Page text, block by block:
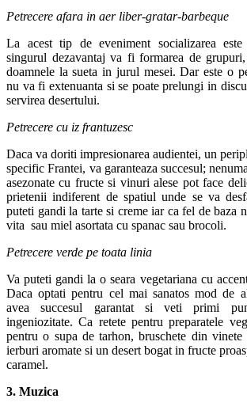
Petrecere afara in aer liber-gratar-barbeque
La acest tip de eveniment socializarea
singurul dezavantaj va fi formarea de
doamnele la sueta in jurul mesei. Dar este o
nu va fi extenuanta si se poate prelungi in
servirea desertului.
Petrecere cu iz frantuzesc
Daca va doriti impresionarea audientei, un
specific Frantei, va garanteaza succesul;
asezonate cu fructe si vinuri alese pot face
prietenii indiferent de spatiul unde se va
puteti gandi la tarte si creme iar ca fel de baza
vita sau miel asortata cu spanac sau brocoli.
Petrecere verde pe toata linia
Va puteti gandi la o seara vegetariana cu
Daca optati pentru cel mai sanatos mod de
avea succesul garantat si veti primi
ingeniozitate. Ca retete pentru preparatele
pentru o supa de tarhon, bruschete din
ierburi aromate si un desert bogat in fructe
caramel.
3. Muzica